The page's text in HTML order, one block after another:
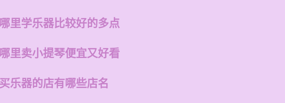
里学乐器比较好的多点
里卖小提琴便宜又好看
乐器的店有哪些店名